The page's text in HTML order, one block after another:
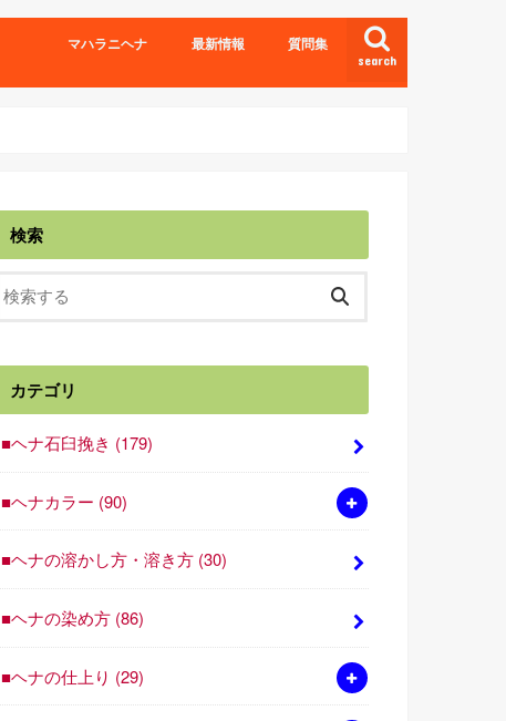
search
マハラニヘナ 最新情報 質問集
検索
カテゴリ
■ヘナ石臼挽き (179)
■ヘナカラー (90)
■ヘナの溶かし方・溶き方 (30)
■ヘナの染め方 (86)
■ヘナの仕上り (29)